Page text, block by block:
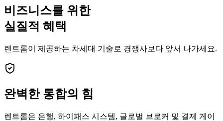
비즈니스를 위한
실질적 혜택
렌트롬이 제공하는 차세대 기술로 경쟁사보다 앞서 나가세요.
완벽한 통합의 힘
렌트롬은 은행, 하이패스 시스템, 글로벌 브로커 및 결제 게이